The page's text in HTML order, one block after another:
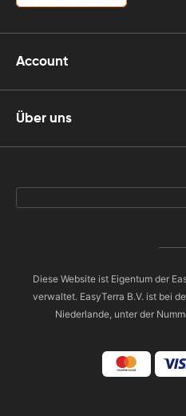
Account
Über uns
Diese Website ist Eigentum der
verwaltet. EasyTerra B.V. ist bei
Niederlande, unter der